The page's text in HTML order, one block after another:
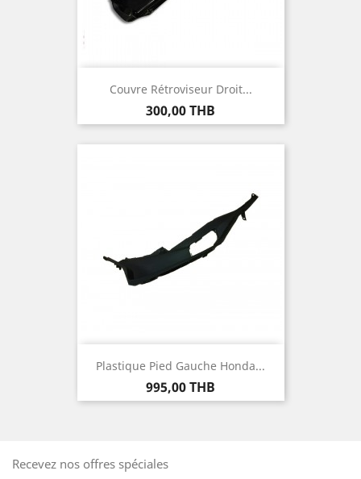
Couvre Rétroviseur Droit...
Prix
300,00 THB
Plastique Pied Gauche Honda...
Prix
995,00 THB
Recevez nos offres spéciales